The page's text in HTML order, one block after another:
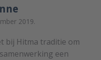
2019.
bij Hitma traditie om
een